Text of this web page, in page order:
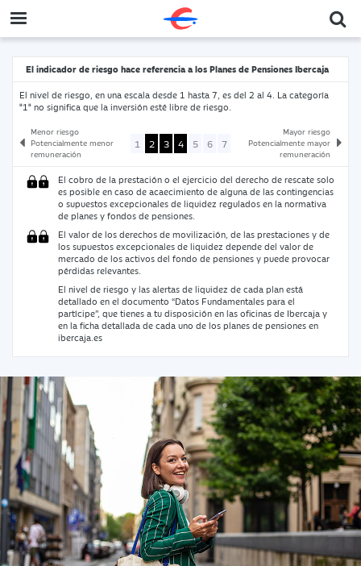
El indicador de riesgo hace referencia a los Planes de Pensiones Ibercaja
El nivel de riesgo, en una escala desde 1 hasta 7, es del 2 al 4. La categoría
"1" no significa que la inversión esté libre de riesgo.
Menor riesgo
Potencialmente menor
remuneración
1 2 3 4 5 6 7
Mayor riesgo
Potencialmente mayor
remuneración
El cobro de la prestación o el ejercicio del derecho de rescate solo
es posible en caso de acaecimiento de alguna de las contingencias
o supuestos excepcionales de liquidez regulados en la normativa
de planes y fondos de pensiones.
El valor de los derechos de movilización, de las prestaciones y de
los supuestos excepcionales de liquidez depende del valor de
mercado de los activos del fondo de pensiones y puede provocar
pérdidas relevantes.
El nivel de riesgo y las alertas de liquidez de cada plan está
detallado en el documento “Datos Fundamentales para el
partícipe”, que tienes a tu disposición en las oficinas de Ibercaja y
en la ficha detallada de cada uno de los planes de pensiones en
ibercaja.es